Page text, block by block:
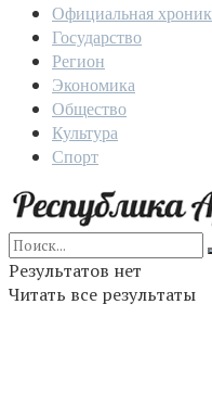
Официальная
Государство
Регион
Экономика
Общество
Культура
Спорт
Результатов нет
Читать все результаты